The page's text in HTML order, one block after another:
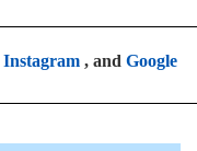
Instagram, and Google